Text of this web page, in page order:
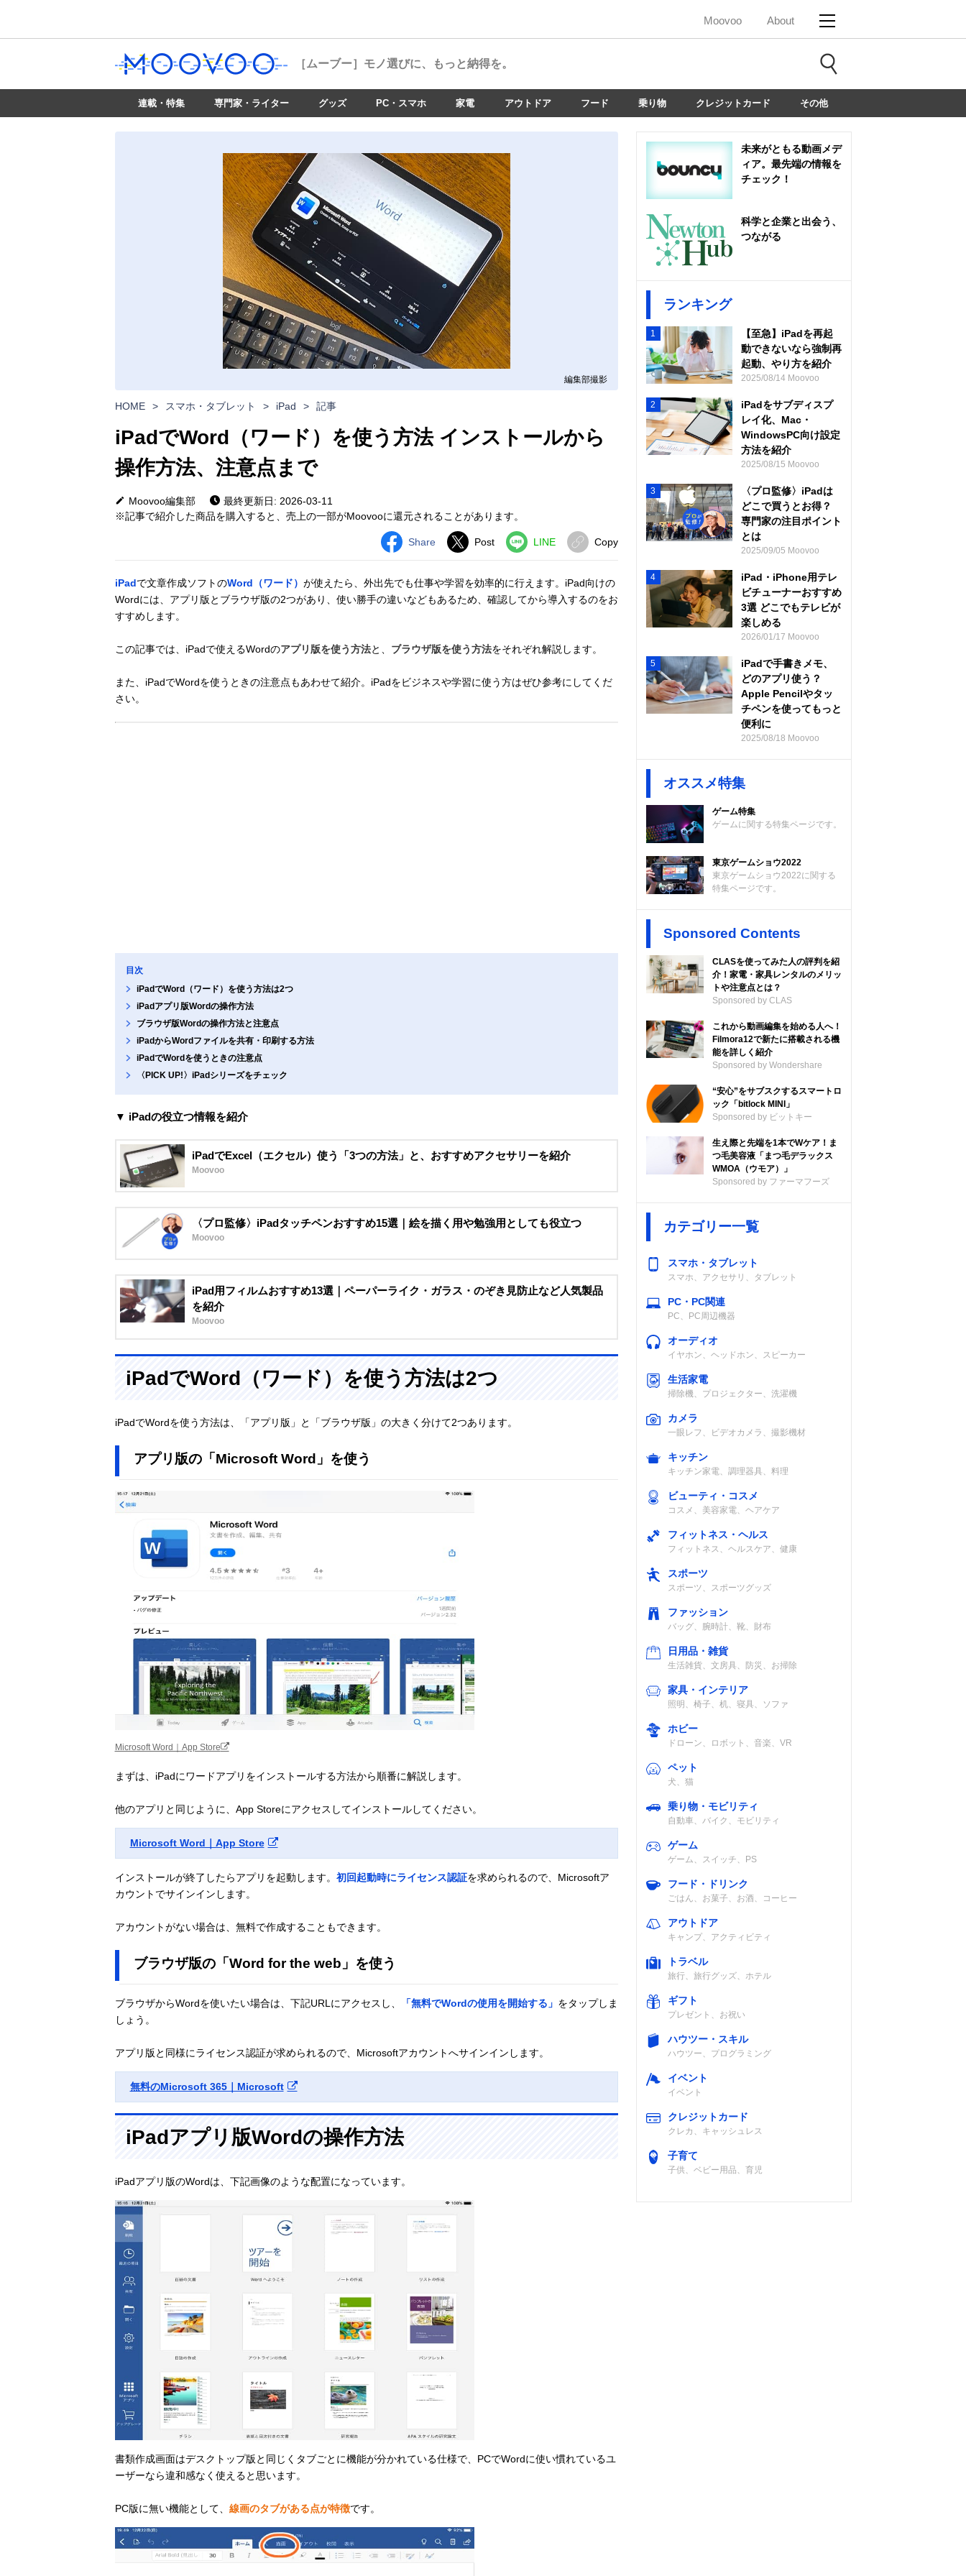
Moovoo About
［ムーブー］ モノ選びに、もっと納得を。
連載・特集 専門家・ライター グッズ PC・スマホ 家電 アウトドア フード 乗り物 クレジットカード その他
編集部撮影
HOME > スマホ・タブレット > iPad > 記事
iPadでWord（ワード）を使う方法 インストールから
操作方法、注意点まで
Moovoo編集部
最終更新日: 2026-03-11
※記事で紹介した商品を購入すると、売上の一部がMoovooに還元されることがあります。
Share Post LINE Copy
iPadで文章作成ソフトのWord（ワード） が使えたら、外出先でも仕事や学習を効率的に行えます。iPad向けの
Wordには、アプリ版とブラウザ版の2つがあり、使い勝手の違いなどもあるため、確認してから導入するのをお
すすめします。
この記事では、iPadで使えるWordのアプリ版を使う方法と、 ブラウザ版を使う方法をそれぞれ解説します。
また、iPadでWordを使うときの注意点もあわせて紹介。iPadをビジネスや学習に使う方はぜひ参考にしてくだ
さい。
目次
iPadでWord（ワード）を使う方法は2つ
iPadアプリ版Wordの操作方法
ブラウザ版Wordの操作方法と注意点
iPadからWordファイルを共有・印刷する方法
iPadでWordを使うときの注意点
〈PICK UP!〉iPadシリーズをチェック
▼ iPadの役立つ情報を紹介
iPadでExcel（エクセル）使う「3つの方法」と、おすすめアクセサリーを紹介
Moovoo
〈プロ監修〉iPadタッチペンおすすめ15選｜絵を描く用や勉強用としても役立つ
Moovoo
iPad用フィルムおすすめ13選｜ペーパーライク・ガラス・のぞき見防止など人気製品
を紹介
Moovoo
iPadでWord（ワード）を使う方法は2つ
iPadでWordを使う方法は、「アプリ版」と「ブラウザ版」の大きく分けて2つあります。
アプリ版の「Microsoft Word」を使う
Microsoft Word｜App Store
まずは、iPadにワードアプリをインストールする方法から順番に解説します。
他のアプリと同じように、App Storeにアクセスしてインストールしてください。
Microsoft Word｜App Store
インストールが終了したらアプリを起動します。 初回起動時にライセンス認証を求められるので、Microsoftア
カウントでサインインします。
アカウントがない場合は、無料で作成することもできます。
ブラウザ版の「Word for the web」を使う
ブラウザからWordを使いたい場合は、下記URLにアクセスし、 「無料でWordの使用を開始する」 をタップしま
しょう。
アプリ版と同様にライセンス認証が求められるので、Microsoftアカウントへサインインします。
無料のMicrosoft 365｜Microsoft
iPadアプリ版Wordの操作方法
iPadアプリ版のWordは、下記画像のような配置になっています。
書類作成画面はデスクトップ版と同じくタブごとに機能が分かれている仕様で、PCでWordに使い慣れているユ
ーザーなら違和感なく使えると思います。
PC版に無い機能として、 線画のタブがある点が特徴です。
未来がともる動画メデ
ィア。最先端の情報を
チェック！
科学と企業と出会う、
つながる
ランキング
1
【至急】iPadを再起
動できないなら強制再
起動、やり方を紹介
2025/08/14 Moovoo
2
iPadをサブディスプ
レイ化、Mac・
WindowsPC向け設定
方法を紹介
2025/08/15 Moovoo
3
〈プロ監修〉iPadは
どこで買うとお得？
専門家の注目ポイント
とは
2025/09/05 Moovoo
4
iPad・iPhone用テレ
ビチューナーおすすめ
3選 どこでもテレビが
楽しめる
2026/01/17 Moovoo
5
iPadで手書きメモ、
どのアプリ使う？
Apple Pencilやタッ
チペンを使ってもっと
便利に
2025/08/18 Moovoo
オススメ特集
ゲーム特集
ゲームに関する特集ページです。
東京ゲームショウ2022
東京ゲームショウ2022に関する
特集ページです。
Sponsored Contents
CLASを使ってみた人の評判を紹
介！家電・家具レンタルのメリッ
トや注意点とは？
Sponsored by CLAS
これから動画編集を始める人へ！
Filmora12で新たに搭載される機
能を詳しく紹介
Sponsored by Wondershare
“安心”をサブスクするスマートロ
ック「bitlock MINI」
Sponsored by ビットキー
生え際と先端を1本でWケア！ま
つ毛美容液「まつ毛デラックス
WMOA（ウモア）」
Sponsored by ファーマフーズ
カテゴリー一覧
スマホ・タブレット
スマホ、アクセサリ、タブレット
PC・PC関連
PC、PC周辺機器
オーディオ
イヤホン、ヘッドホン、スピーカー
生活家電
掃除機、プロジェクター、洗濯機
カメラ
一眼レフ、ビデオカメラ、撮影機材
キッチン
キッチン家電、調理器具、料理
ビューティ・コスメ
コスメ、美容家電、ヘアケア
フィットネス・ヘルス
フィットネス、ヘルスケア、健康
スポーツ
スポーツ、スポーツグッズ
ファッション
バッグ、腕時計、靴、財布
日用品・雑貨
生活雑貨、文房具、防災、お掃除
家具・インテリア
照明、椅子、机、寝具、ソファ
ホビー
ドローン、ロボット、音楽、VR
ペット
犬、猫
乗り物・モビリティ
自動車、バイク、モビリティ
ゲーム
ゲーム、スイッチ、PS
フード・ドリンク
ごはん、お菓子、お酒、コーヒー
アウトドア
キャンプ、アクティビティ
トラベル
旅行、旅行グッズ、ホテル
ギフト
プレゼント、お祝い
ハウツー・スキル
ハウツー、プログラミング
イベント
イベント
クレジットカード
クレカ、キャッシュレス
子育て
子供、ベビー用品、育児